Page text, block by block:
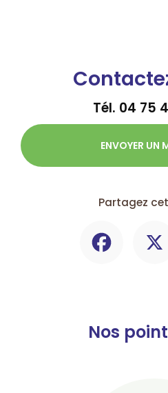
Tél. 04 75
ENVOYER UN
Partagez
Nos